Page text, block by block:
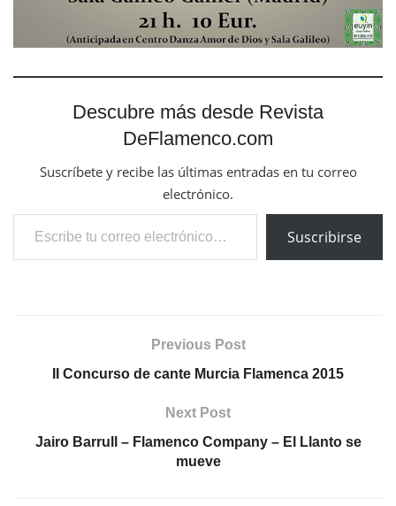
Descubre más desde Revista
DeFlamenco.com
Suscríbete y recibe las últimas entradas en tu correo
electrónico.
Escribe tu correo electrónico…
Suscribirse
Previous Post
II Concurso de cante Murcia Flamenca 2015
Next Post
Jairo Barrull – Flamenco Company – El Llanto se
mueve